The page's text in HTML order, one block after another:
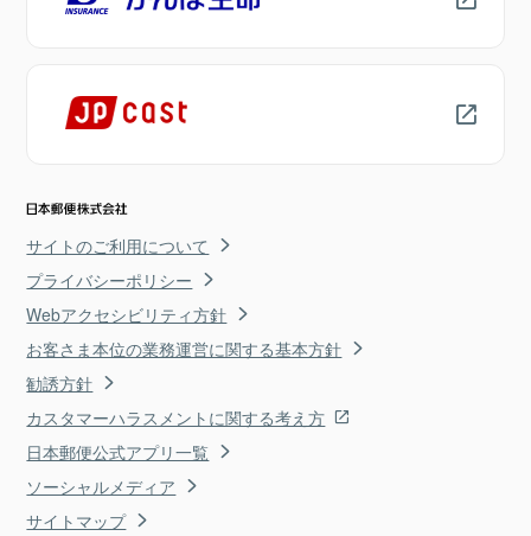
サイトのご利用について
プライバシーポリシー
Webアクセシビリティ方針
お客さま本位の業務運営に関する基本方針
勧誘方針
カスタマーハラスメントに関する考え方
日本郵便公式アプリ一覧
ソーシャルメディア
サイトマップ